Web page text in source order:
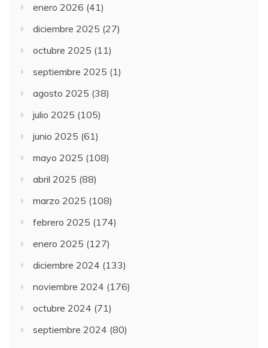
enero 2026 (41)
diciembre 2025 (27)
octubre 2025 (11)
septiembre 2025 (1)
agosto 2025 (38)
julio 2025 (105)
junio 2025 (61)
mayo 2025 (108)
abril 2025 (88)
marzo 2025 (108)
febrero 2025 (174)
enero 2025 (127)
diciembre 2024 (133)
noviembre 2024 (176)
octubre 2024 (71)
septiembre 2024 (80)